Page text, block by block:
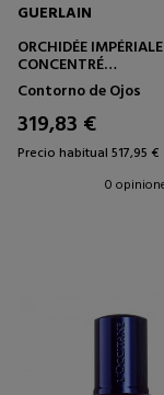
GUERLAIN
ORCHIDÉE
CONCENTRÉ
CONCENTRADO
ANTIARRRUGAS
Contorno de Ojos
319,83 €
Precio habitual 517,95 €
0